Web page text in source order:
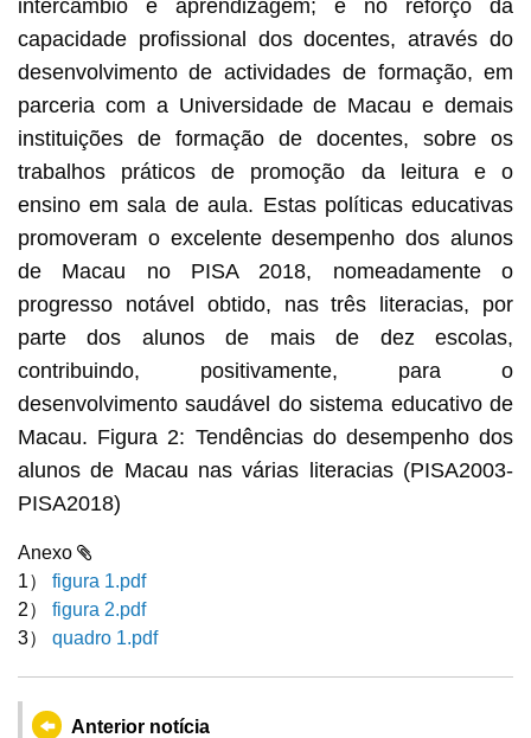
Anexo
1）
figura 1.pdf
2）
figura 2.pdf
3）
quadro 1.pdf
Anterior notícia